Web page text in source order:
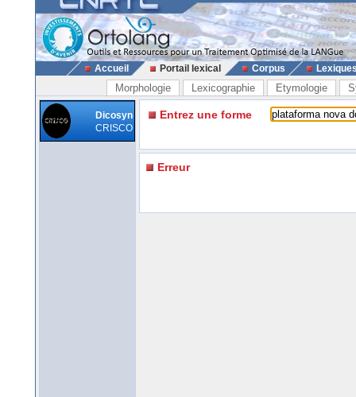
Accueil Portail lexical Corpus
Morphologie Lexicographie Etymologie
Dicosyn
CRISCO
Entrez une forme
Erreur